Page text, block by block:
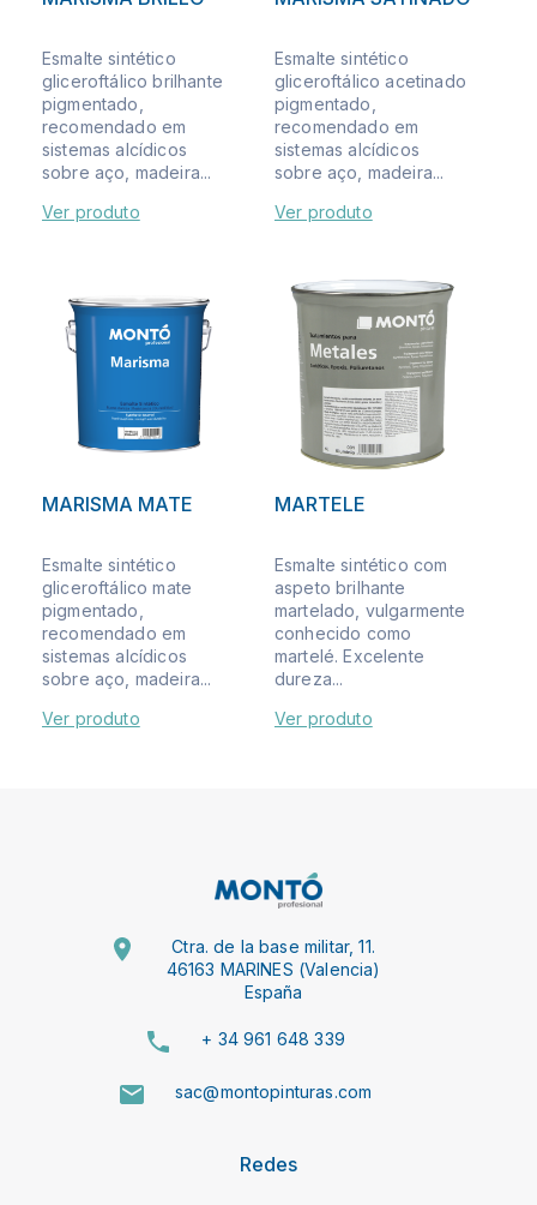
Esmalte sintético
gliceroftálico brilhante
pigmentado,
recomendado em
sistemas alcídicos
sobre aço, madeira...
Ver produto
Esmalte sintético
gliceroftálico acetinado
pigmentado,
recomendado em
sistemas alcídicos
sobre aço, madeira...
Ver produto
MARISMA MATE
Esmalte sintético
gliceroftálico mate
pigmentado,
recomendado em
sistemas alcídicos
sobre aço, madeira...
Ver produto
MARTELE
Esmalte sintético com
aspeto brilhante
martelado, vulgarmente
conhecido como
martelé. Excelente
dureza...
Ver produto
Ctra. de la base militar, 11.
46163 MARINES (Valencia)
España
+ 34 961 648 339
sac@montopinturas.com
Redes